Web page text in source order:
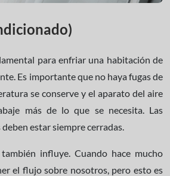
para enfriar una habitación de
Es importante que no haya fugas de
se conserve y el aparato del aire
más de lo que se necesita. Las
estar siempre cerradas.
influye. Cuando hace mucho
el flujo sobre nosotros, pero esto es